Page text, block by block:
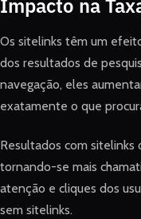
Impacto na
Os sitelinks têm um
dos resultados de
navegação, eles
exatamente o que
Resultados com sitelinks
tornando-se mais
atenção e cliques dos
sem sitelinks.